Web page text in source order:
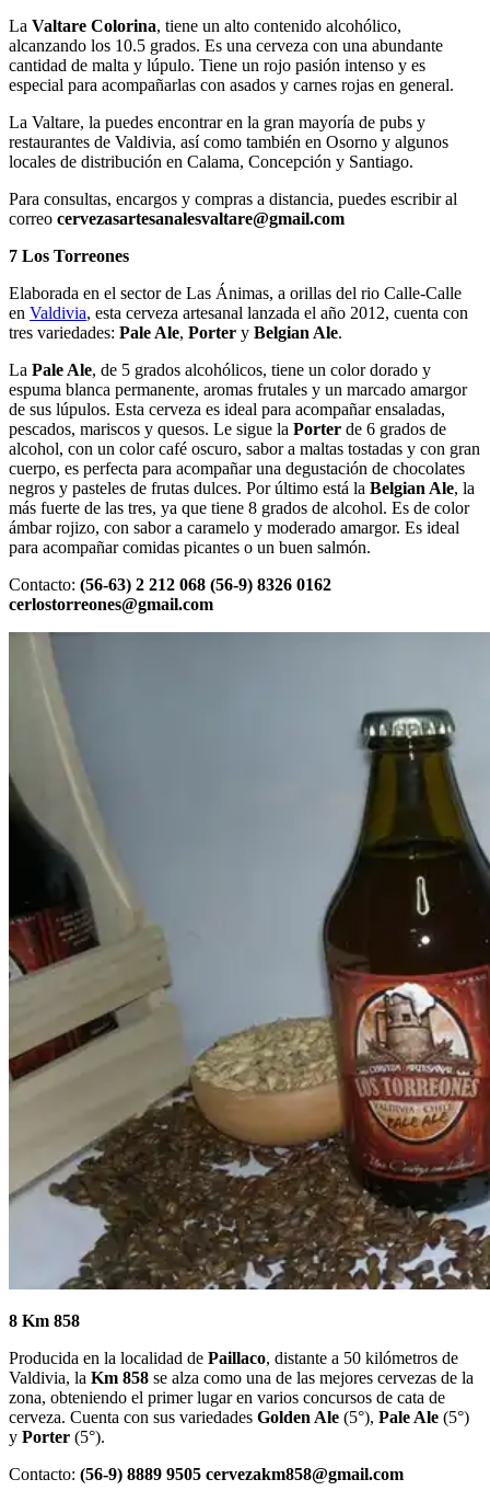
La Valtare Colorina, tiene un alto contenido alcohólico,
alcanzando los 10.5 grados. Es una cerveza con una abundante
cantidad de malta y lúpulo. Tiene un rojo pasión intenso y es
especial para acompañarlas con asados y carnes rojas en general.
La Valtare, la puedes encontrar en la gran mayoría de pubs y
restaurantes de Valdivia, así como también en Osorno y algunos
locales de distribución en Calama, Concepción y Santiago.
Para consultas, encargos y compras a distancia, puedes escribir al
correo cervezasartesanalesvaltare@gmail.com
7 Los Torreones
Elaborada en el sector de Las Ánimas, a orillas del rio Calle-Calle
en Valdivia, esta cerveza artesanal lanzada el año 2012, cuenta con
tres variedades: Pale Ale, Porter y Belgian Ale.
La Pale Ale, de 5 grados alcohólicos, tiene un color dorado y
espuma blanca permanente, aromas frutales y un marcado amargor
de sus lúpulos. Esta cerveza es ideal para acompañar ensaladas,
pescados, mariscos y quesos. Le sigue la Porter de 6 grados de
alcohol, con un color café oscuro, sabor a maltas tostadas y con gran
cuerpo, es perfecta para acompañar una degustación de chocolates
negros y pasteles de frutas dulces. Por último está la Belgian Ale, la
más fuerte de las tres, ya que tiene 8 grados de alcohol. Es de color
ámbar rojizo, con sabor a caramelo y moderado amargor. Es ideal
para acompañar comidas picantes o un buen salmón.
Contacto: (56-63) 2 212 068 (56-9) 8326 0162
cerlostorreones@gmail.com
8 Km 858
Producida en la localidad de Paillaco, distante a 50 kilómetros de
Valdivia, la Km 858 se alza como una de las mejores cervezas de la
zona, obteniendo el primer lugar en varios concursos de cata de
cerveza. Cuenta con sus variedades Golden Ale (5°), Pale Ale (5°)
y Porter (5°).
Contacto: (56-9) 8889 9505 cervezakm858@gmail.com